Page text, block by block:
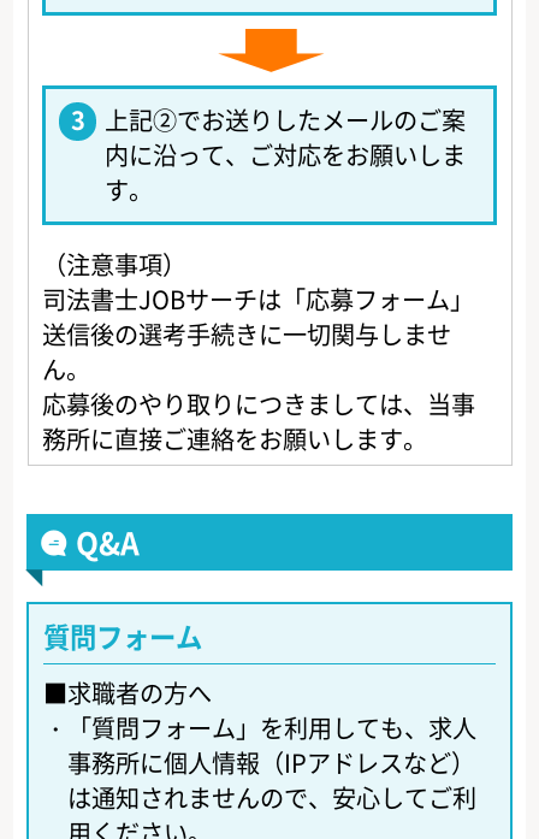
3
上記②でお送りしたメールのご案
内に沿って、ご対応をお願いしま
す。
（注意事項）
司法書士JOBサーチは「応募フォーム」
送信後の選考手続きに一切関与しませ
ん。
応募後のやり取りにつきましては、当事
務所に直接ご連絡をお願いします。
Q&A
質問フォーム
■求職者の方へ
・
「質問フォーム」を利用しても、求人
事務所に個人情報（IPアドレスなど）
は通知されませんので、安心してご利